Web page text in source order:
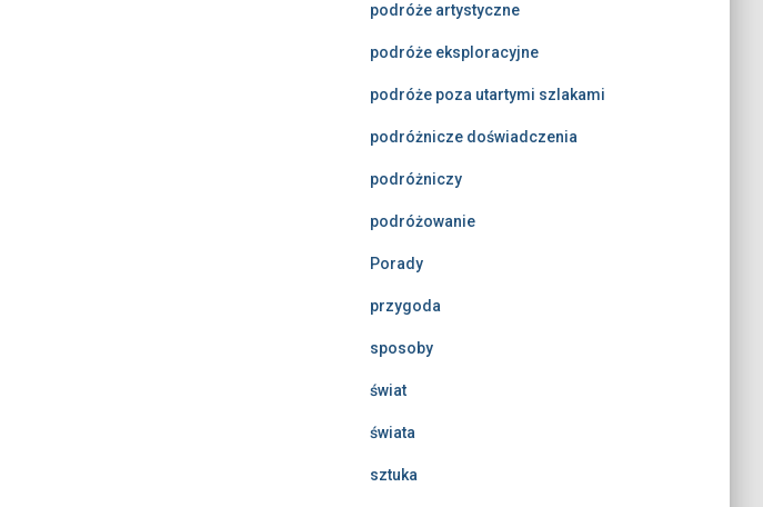
podróże artystyczne
podróże eksploracyjne
podróże poza utartymi szlakami
podróżnicze doświadczenia
podróżniczy
podróżowanie
Porady
przygoda
sposoby
świat
świata
sztuka